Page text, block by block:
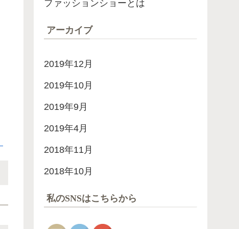
ファッションショーとは
アーカイブ
2019年12月
2019年10月
2019年9月
2019年4月
2018年11月
2018年10月
私のSNSはこちらから